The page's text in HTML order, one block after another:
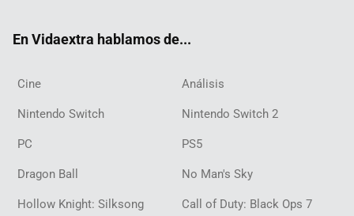
En Vidaextra hablamos de...
Cine Análisis
Nintendo Switch Nintendo Switch 2
PC PS5
Dragon Ball No Man's Sky
Hollow Knight: Silksong Call of Duty: Black Ops 7